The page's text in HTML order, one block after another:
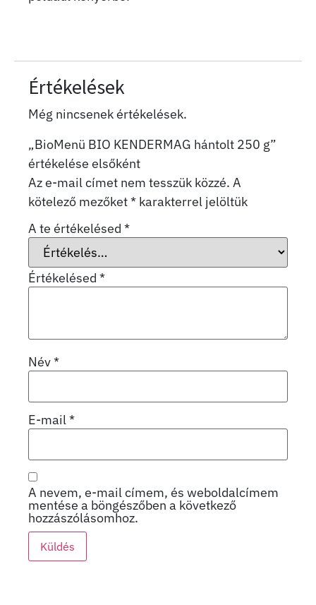
Értékelések
Még nincsenek értékelések.
„BioMenü BIO KENDERMAG hántolt 250 g”
értékelése elsőként
Az e-mail címet nem tesszük közzé. A
kötelező mezőket* karakterrel jelöltük
A te értékelésed *
Értékelésed *
Név*
E-mail*
A nevem, e-mail címem, és weboldalcímem
mentése a böngészőben a következő
hozzászólásomhoz.